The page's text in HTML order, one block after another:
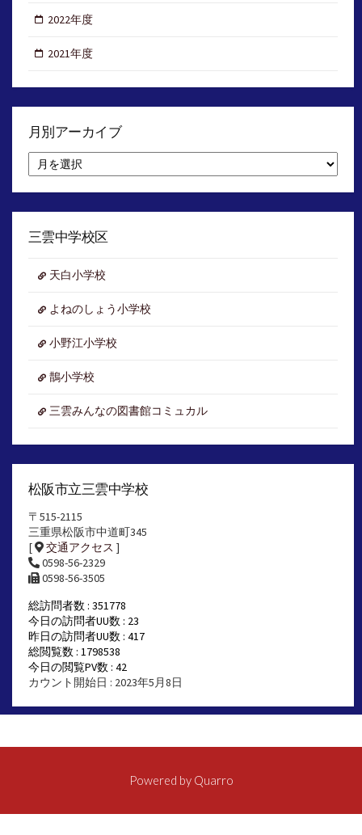
2022年度
2021年度
月別アーカイブ
別
ア
イ
三雲中学校区
天白小学校
よねのしょう小学校
小野江小学校
鵲小学校
三雲みんなの図書館コミュカル
松阪市立三雲中学校
〒515-2115
三重県松阪市中道町345
[
交通アクセス ]
0598-56-2329
0598-56-3505
総訪問者数 : 351778
今日の訪問者UU数 : 23
昨日の訪問者UU数 : 417
総閲覧数 : 1798538
今日の閲覧PV数 : 42
カウント開始日 : 2023年5月8日
Powered by Quarro